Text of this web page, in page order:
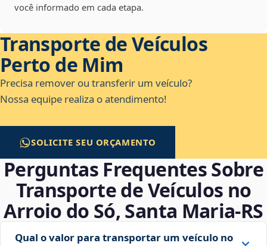
você informado em cada etapa.
Transporte de Veículos
Perto de Mim
Precisa remover ou transferir um veículo?
Nossa equipe realiza o atendimento!
SOLICITE SEU ORÇAMENTO
Perguntas Frequentes Sobre
Transporte de Veículos no
Arroio do Só, Santa Maria‑RS
Qual o valor para transportar um veículo no